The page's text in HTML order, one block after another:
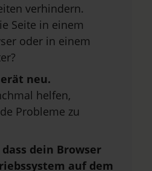
verhindern.
Seite in einem
oder in einem
neu.
helfen,
Probleme zu
dein Browser
auf dem